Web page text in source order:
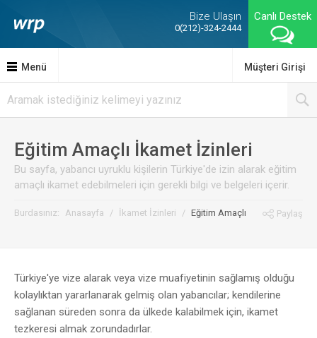
Canlı Destek
Bize Ulaşın
0(212)-324-2444
Menü Müşteri Girişi
Eğitim Amaçlı İkamet İzinleri
Bu sayfa, yabancı uyruklu kişilerin Türkiye'de izin alarak eğitim
amaçlı ikamet edebilmeleri için gerekli bilgi ve belgeleri içerir.
Burdasınız: Anasayfa / İkamet İzinleri / Eğitim Amaçlı Paylaş
Türkiye'ye vize alarak veya vize muafiyetinin sağlamış olduğu
kolaylıktan yararlanarak gelmiş olan yabancılar; kendilerine
sağlanan süreden sonra da ülkede kalabilmek için, ikamet
tezkeresi almak zorundadırlar.